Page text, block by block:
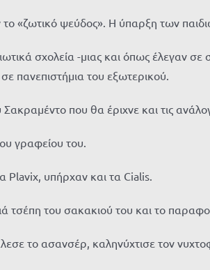
«ζωτικό ψεύδος». Η ύπαρξη των
σχολεία -μιας και όπως έλεγαν σε
πανεπιστήμια του εξωτερικού.
που θα έριχνε και τις
γραφείου του.
Plavix, υπήρχαν και τα Cialis.
τσέπη του σακακιού του και το
το ασανσέρ, καληνύχτισε τον